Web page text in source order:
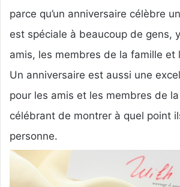
parce qu’un anniversaire célèbre
est spéciale à beaucoup de gens,
amis, les membres de la famille et
Un anniversaire est aussi une
pour les amis et les membres de
célébrant de montrer à quel point
personne.